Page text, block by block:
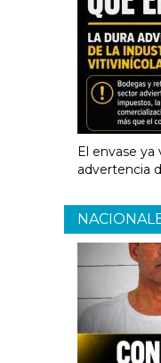
El envase ya
advertencia